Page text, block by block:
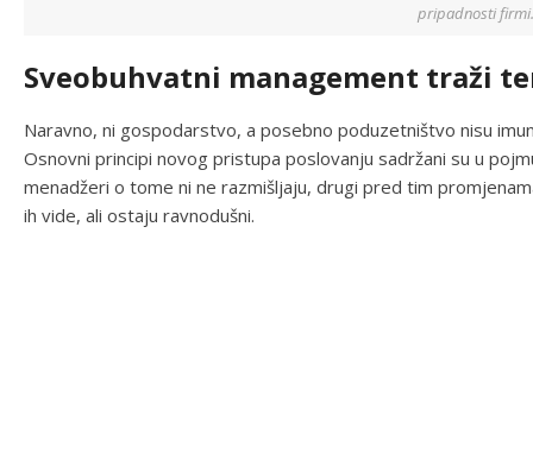
pripadnosti firmi.
Sveobuhvatni management traži
Naravno, ni gospodarstvo, a posebno poduzetništvo nisu
Osnovni principi novog pristupa poslovanju sadržani su u
menadžeri o tome ni ne razmišljaju, drugi pred tim
ih vide, ali ostaju ravnodušni.